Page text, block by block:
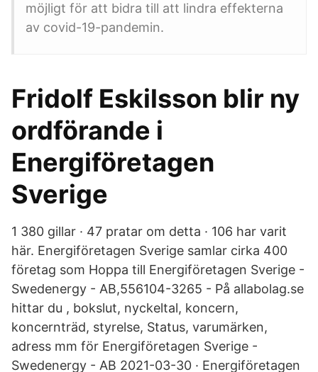
möjligt för att bidra till att lindra effekterna
av covid-19-pandemin.
Fridolf Eskilsson blir ny
ordförande i
Energiföretagen
Sverige
1 380 gillar · 47 pratar om detta · 106 har varit
här. Energiföretagen Sverige samlar cirka 400
företag som Hoppa till Energiföretagen Sverige -
Swedenergy - AB,556104-3265 - På allabolag.se
hittar du , bokslut, nyckeltal, koncern,
koncernträd, styrelse, Status, varumärken,
adress mm för Energiföretagen Sverige -
Swedenergy - AB 2021-03-30 · Energiföretagen